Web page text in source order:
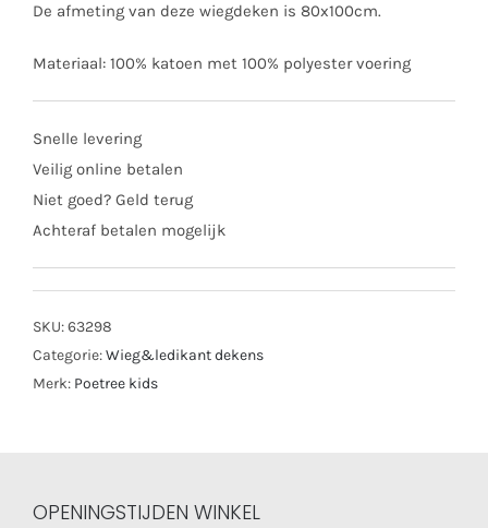
De afmeting van deze wiegdeken is 80x100cm.
Materiaal: 100% katoen met 100% polyester voering
Snelle levering
Veilig online betalen
Niet goed? Geld terug
Achteraf betalen mogelijk
SKU:63298
Categorie:Wieg&ledikant dekens
Merk: Poetree kids
OPENINGSTIJDEN WINKEL